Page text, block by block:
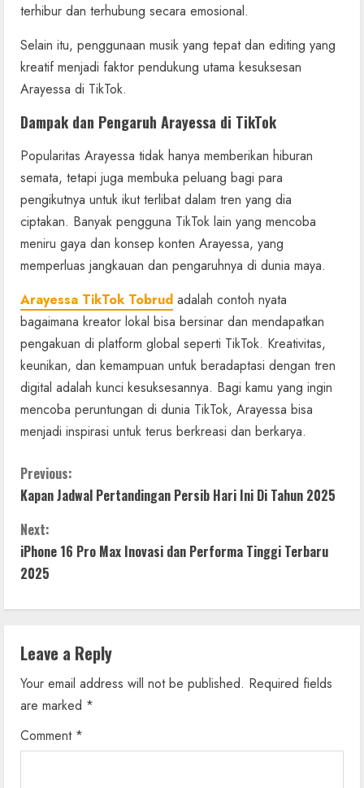
terhibur dan terhubung secara emosional.
Selain itu, penggunaan musik yang tepat dan editing yang
kreatif menjadi faktor pendukung utama kesuksesan
Arayessa di TikTok.
Dampak dan Pengaruh Arayessa di TikTok
Popularitas Arayessa tidak hanya memberikan hiburan
semata, tetapi juga membuka peluang bagi para
pengikutnya untuk ikut terlibat dalam tren yang dia
ciptakan. Banyak pengguna TikTok lain yang mencoba
meniru gaya dan konsep konten Arayessa, yang
memperluas jangkauan dan pengaruhnya di dunia maya.
Arayessa TikTok Tobrud adalah contoh nyata
bagaimana kreator lokal bisa bersinar dan mendapatkan
pengakuan di platform global seperti TikTok. Kreativitas,
keunikan, dan kemampuan untuk beradaptasi dengan tren
digital adalah kunci kesuksesannya. Bagi kamu yang ingin
mencoba peruntungan di dunia TikTok, Arayessa bisa
menjadi inspirasi untuk terus berkreasi dan berkarya.
C
o
n
t
i
n
u
e
R
Previous:
Kapan Jadwal Pertandingan Persib Hari Ini Di Tahun 2025
Next:
iPhone 16 Pro Max Inovasi dan Performa Tinggi Terbaru
2025
Leave a Reply
Your email address will not be published. Required fields
are marked *
Comment *